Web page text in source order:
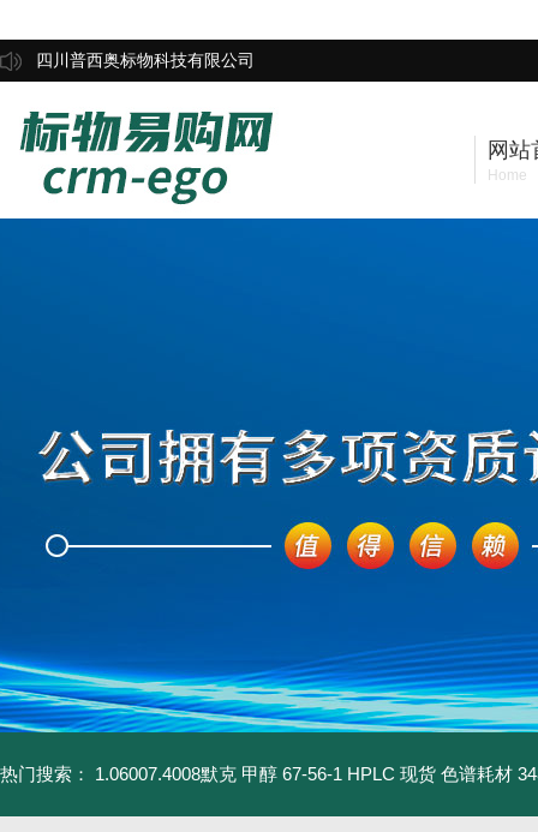
四川普西奥标物科技有限公司
网站
Home
热门搜索： 1.06007.4008默克 甲醇 67-56-1 HPLC 现货 色谱耗材